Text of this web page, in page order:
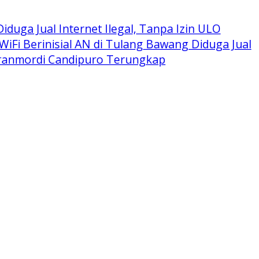
Jual Internet Ilegal, Tanpa Izin ULO
Berinisial AN di Tulang Bawang Diduga Jual
Candipuro Terungkap